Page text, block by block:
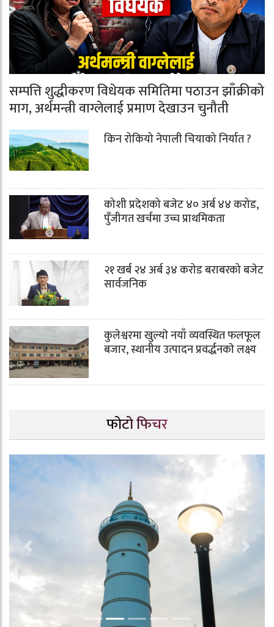
सम्पत्ति शुद्धीकरण विधेयक समितिमा पठाउन झाँक्रीको
माग, अर्थमन्त्री वाग्लेलाई प्रमाण देखाउन चुनौती
किन रोकियो नेपाली चियाको निर्यात ?
कोशी प्रदेशको बजेट ४० अर्ब ४४ करोड,
पुँजीगत खर्चमा उच्च प्राथमिकता
२१ खर्ब २४ अर्ब ३४ करोड बराबरको बजेट
सार्वजनिक
कुलेश्वरमा खुल्याे नयाँ व्यवस्थित फलफूल
बजार, स्थानीय उत्पादन प्रवर्द्धनकाे लक्ष्य
फोटो फिचर
Previous Next